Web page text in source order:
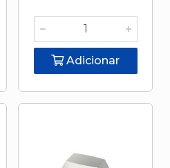
Adicionar